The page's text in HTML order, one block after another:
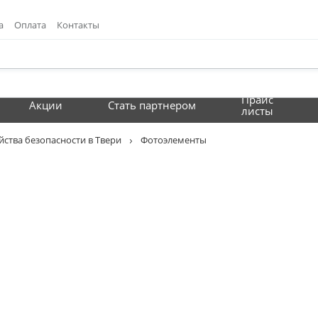
Оплата Контакты
Акции Стать партнером
Прайс
листы
безопасности в Твери Фотоэлементы